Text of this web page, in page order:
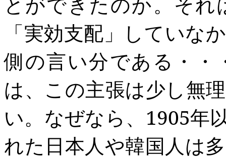
「実効支配」していな
側の言い分である・・
は、この主張は少し無
い。なぜなら、1905年
れた日本人や韓国人は